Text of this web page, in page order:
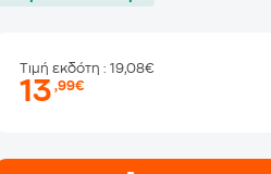
Τιμή εκδότη: 19,08€
13,99€